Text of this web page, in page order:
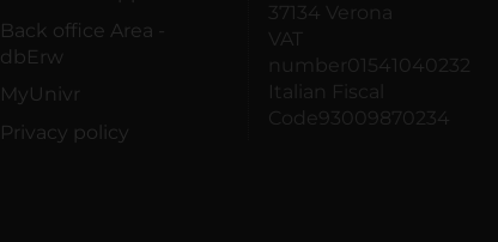
Back office Area -
dbErw
MyUnivr
Privacy policy
37134 Verona
VAT
number01541040232
Italian Fiscal
Code93009870234